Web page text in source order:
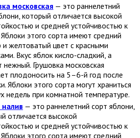
московская — это раннелетний
который отличается высокой
и средней устойчивостью к
этого сорта имеют средний
и желтоватый цвет с красными
Вкус яблок кисло-сладкий, а
нежный. Грушовка московская
плодоносить на 5–6-й год после
Яблоки этого сорта могут храниться
недель при комнатной температуре.
— это раннелетний сорт яблони,
отличается высокой
и средней устойчивостью к
этого сорта имеют средний